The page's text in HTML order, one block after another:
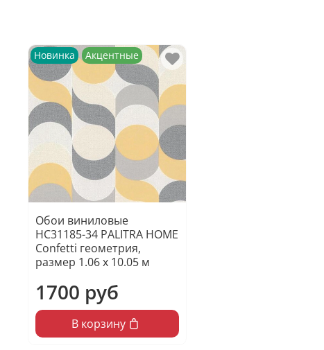
Новинка Акцентные
Обои виниловые
HC31185-34 PALITRA HOME
Confetti геометрия,
размер 1.06 х 10.05 м
1700 руб
В корзину